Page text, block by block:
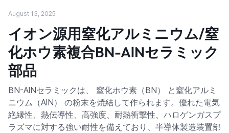
August 13, 2025
イオン源用窒化アルミニウム/窒
化ホウ素複合BN-AlNセラミック
部品
BN-AlNセラミックは、 窒化ホウ素（BN） と窒化アルミ
ニウム（AlN） の粉末を焼結して作られます。優れた電気
絶縁性、熱伝導性、高強度、耐熱衝撃性、ハロゲンガスプ
ラズマに対する強い耐性を備えており、半導体製造装置部